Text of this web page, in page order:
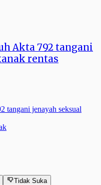
Akta 792 tangani
rentas
Tidak Suka